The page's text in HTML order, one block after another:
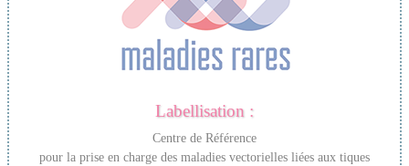
Labellisation :
Centre de Référence
pour la prise en charge des maladies vectorielles liées aux tiques